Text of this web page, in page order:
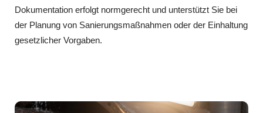
Dokumentation erfolgt normgerecht und unterstützt Sie bei
der Planung von Sanierungsmaßnahmen oder der Einhaltung
gesetzlicher Vorgaben.